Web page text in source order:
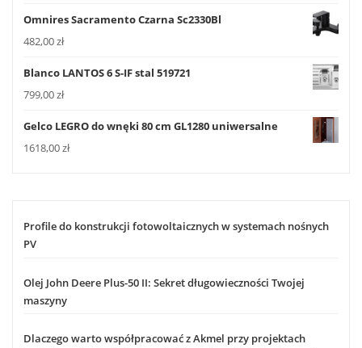
Omnires Sacramento Czarna Sc2330Bl
482,00zł
Blanco LANTOS 6 S-IF stal 519721
799,00zł
Gelco LEGRO do wnęki 80 cm GL1280 uniwersalne
1618,00zł
Profile do konstrukcji fotowoltaicznych w systemach nośnych
PV
Olej John Deere Plus-50 II: Sekret długowieczności Twojej
maszyny
Dlaczego warto współpracować z Akmel przy projektach